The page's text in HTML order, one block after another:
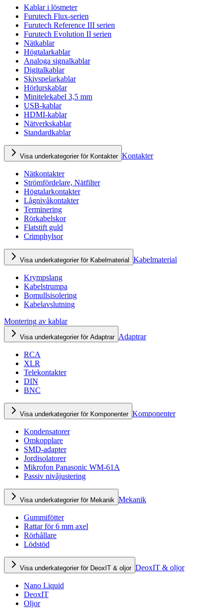
Kablar i lösmeter
Furutech Flux-serien
Furutech Reference III serien
Furutech Evolution II serien
Nätkablar
Högtalarkablar
Analoga signalkablar
Digitalkablar
Skivspelarkablar
Hörlurskablar
Minitelekabel 3,5 mm
USB-kablar
HDMI-kablar
Nätverkskablar
Standardkablar
Visa underkategorier för Kontakter Kontakter
Nätkontakter
Strömfördelare, Nätfilter
Högtalarkontakter
Lågnivåkontakter
Terminering
Rörkabelskor
Flatstift guld
Crimphylsor
Visa underkategorier för Kabelmaterial Kabelmaterial
Krympslang
Kabelstrumpa
Bomullsisolering
Kabelavslutning
Montering av kablar
Visa underkategorier för Adaptrar Adaptrar
RCA
XLR
Telekontakter
DIN
BNC
Visa underkategorier för Komponenter Komponenter
Kondensatorer
Omkopplare
SMD-adapter
Jordisolatorer
Mikrofon Panasonic WM-61A
Passiv nivåjustering
Visa underkategorier för Mekanik Mekanik
Gummifötter
Rattar för 6 mm axel
Rörhållare
Lödstöd
Visa underkategorier för DeoxIT & oljor DeoxIT & oljor
Nano Liquid
DeoxIT
Oljor